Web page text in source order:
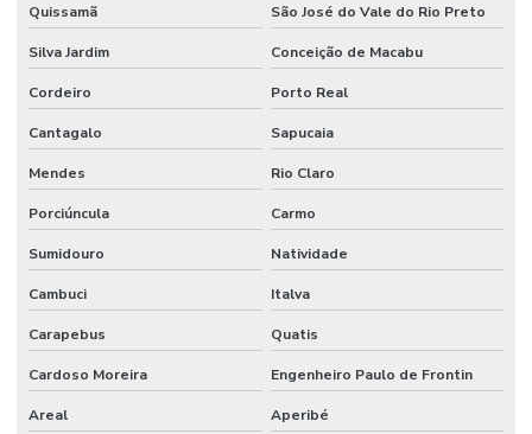
Quissamã São José do Vale do Rio Preto
Silva Jardim Conceição de Macabu
Cordeiro Porto Real
Cantagalo Sapucaia
Mendes Rio Claro
Porciúncula Carmo
Sumidouro Natividade
Cambuci Italva
Carapebus Quatis
Cardoso Moreira Engenheiro Paulo de Frontin
Areal Aperibé